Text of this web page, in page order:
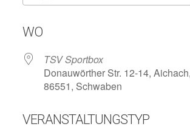
WO
TSV Sportbox
Donauwörther Str. 12-14,
86551, Schwaben
VERANSTALTUNGSTYP